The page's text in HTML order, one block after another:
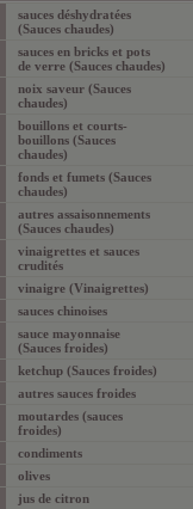
sauces déshydratées
(Sauces chaudes)
sauces en bricks et pots
de verre (Sauces chaudes)
noix saveur (Sauces
chaudes)
bouillons et courts-
bouillons (Sauces
chaudes)
fonds et fumets (Sauces
chaudes)
autres assaisonnements
(Sauces chaudes)
vinaigrettes et sauces
crudités
vinaigre (Vinaigrettes)
sauces chinoises
sauce mayonnaise
(Sauces froides)
ketchup (Sauces froides)
autres sauces froides
moutardes (sauces
froides)
condiments
olives
jus de citron